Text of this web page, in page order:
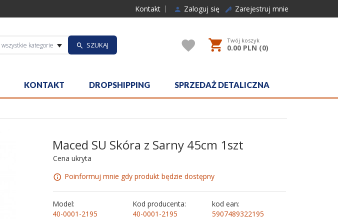
Kontakt Zaloguj się Zarejestruj mnie
categories_searcher
wszystkie kategorie SZUKAJ
Twój koszyk
0.00 PLN (0)
KONTAKT DROPSHIPPING SPRZEDAŻ DETALICZNA
Maced SU Skóra z Sarny 45cm 1szt
Cena ukryta
Poinformuj mnie gdy produkt będzie dostępny
Model:
40-0001-2195
Kod producenta:
40-0001-2195
kod ean:
5907489322195